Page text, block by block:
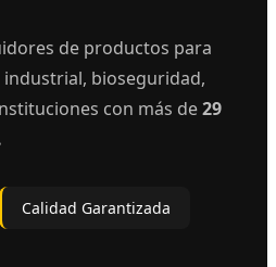
de productos para
bioseguridad,
con más de29
Calidad Garantizada